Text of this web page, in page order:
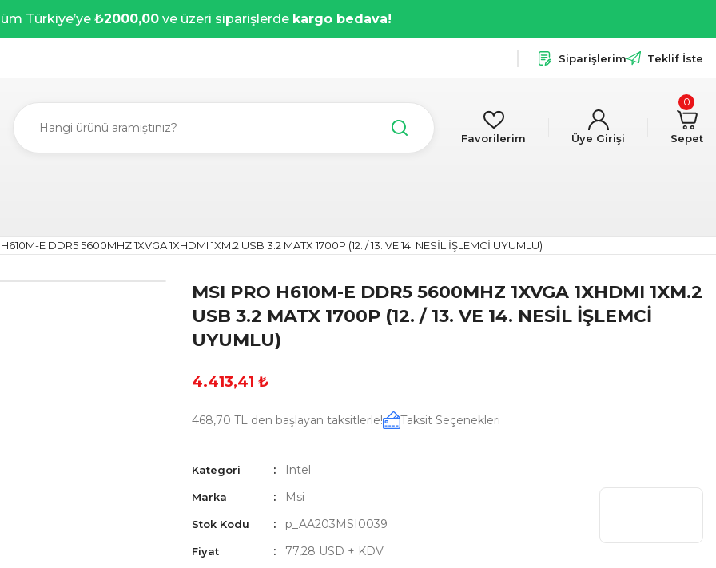
Türkiye’ye ₺2000,00 ve üzeri siparişlerde kargo bedava!
Siparişlerim Teklif İste
Favorilerim Üye Girişi Sepet
0
E DDR5 5600MHZ 1XVGA 1XHDMI 1XM.2 USB 3.2 MATX 1700P (12. / 13. VE 14. NESİL İŞLEMCİ UYUMLU)
MSI PRO H610M-E DDR5 5600MHZ 1XVGA 1XHDMI 1XM.2
USB 3.2 MATX 1700P (12. / 13. VE 14. NESİL İŞLEMCİ
UYUMLU)
4.413,41 ₺
468,70 TL den başlayan taksitlerle! Taksit Seçenekleri
Kategori Intel
Marka Msi
Stok Kodu p_AA203MSI0039
Fiyat 77,28 USD + KDV